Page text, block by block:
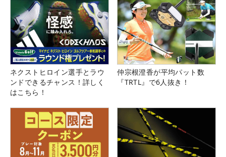
ネクストヒロイン選手とラウ
ンドできるチャンス！詳しく
はこちら！
仲宗根澄香が平均パット数
『TRTL』で6人抜き！